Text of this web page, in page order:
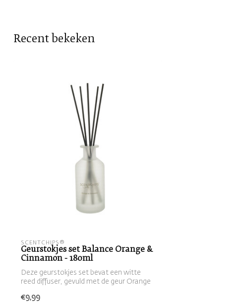
Recent bekeken
SCENTCHIPS®
Geurstokjes set Balance Orange &
Cinnamon - 180ml
Deze geurstokjes set bevat een witte
reed diffuser, gevuld met de geur Orange
€9,99